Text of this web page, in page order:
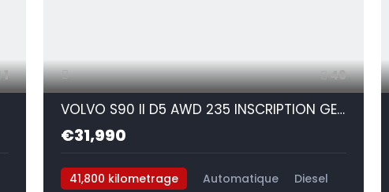
1 46
VOLVO S90 II D5 AWD 235 INSCRIPTION GEARTRONIC 8
€31,990
41,800 kilometrage Automatique
Diesel